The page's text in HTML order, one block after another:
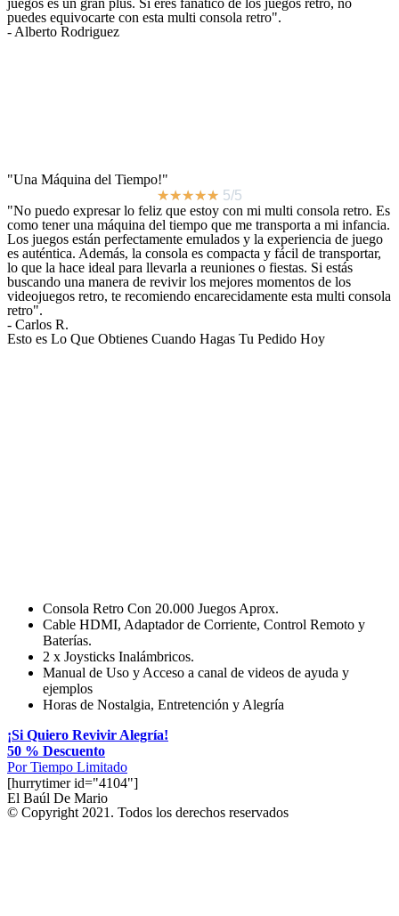
juegos es un gran plus. Si eres fanático de los juegos retro, no
puedes equivocarte con esta multi consola retro".
- Alberto Rodriguez
"Una Máquina del Tiempo!"
★★★★★ 5/5
"No puedo expresar lo feliz que estoy con mi multi consola retro. Es
como tener una máquina del tiempo que me transporta a mi infancia.
Los juegos están perfectamente emulados y la experiencia de juego
es auténtica. Además, la consola es compacta y fácil de transportar,
lo que la hace ideal para llevarla a reuniones o fiestas. Si estás
buscando una manera de revivir los mejores momentos de los
videojuegos retro, te recomiendo encarecidamente esta multi consola
retro".
- Carlos R.
Esto es Lo Que Obtienes Cuando Hagas Tu Pedido Hoy
Consola Retro Con 20.000 Juegos Aprox.
Cable HDMI, Adaptador de Corriente, Control Remoto y
Baterías.
2 x Joysticks Inalámbricos.
Manual de Uso y Acceso a canal de videos de ayuda y
ejemplos
Horas de Nostalgia, Entretención y Alegría
¡Si Quiero Revivir Alegría!
50 % Descuento
Por Tiempo Limitado
[hurrytimer id="4104"]
El Baúl De Mario
© Copyright 2021. Todos los derechos reservados